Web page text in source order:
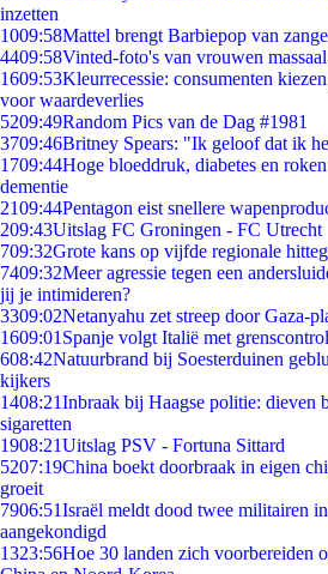
inzetten
1009:58Mattel brengt Barbiepop van
4409:58Vinted-foto's van vrouwen
1609:53Kleurrecessie: consumenten
voor waardeverlies
5209:49Random Pics van de Dag #1981
3709:46Britney Spears: "Ik geloof dat ik
1709:44Hoge bloeddruk, diabetes en
dementie
2109:44Pentagon eist snellere
209:43Uitslag FC Groningen - FC Utrecht
709:32Grote kans op vijfde regionale
7409:32Meer agressie tegen een
jij je intimideren?
3309:02Netanyahu zet streep door Gaza-
1609:01 Spanje volgt Italië met
608:42Natuurbrand bij Soesterduinen
kijkers
1408:21Inbraak bij Haagse politie: dieven
sigaretten
1908:21Uitslag PSV - Fortuna Sittard
5207:19China boekt doorbraak in eigen
groeit
7906:51Israël meldt dood twee militairen
aangekondigd
1323:56Hoe 30 landen zich voorbereiden